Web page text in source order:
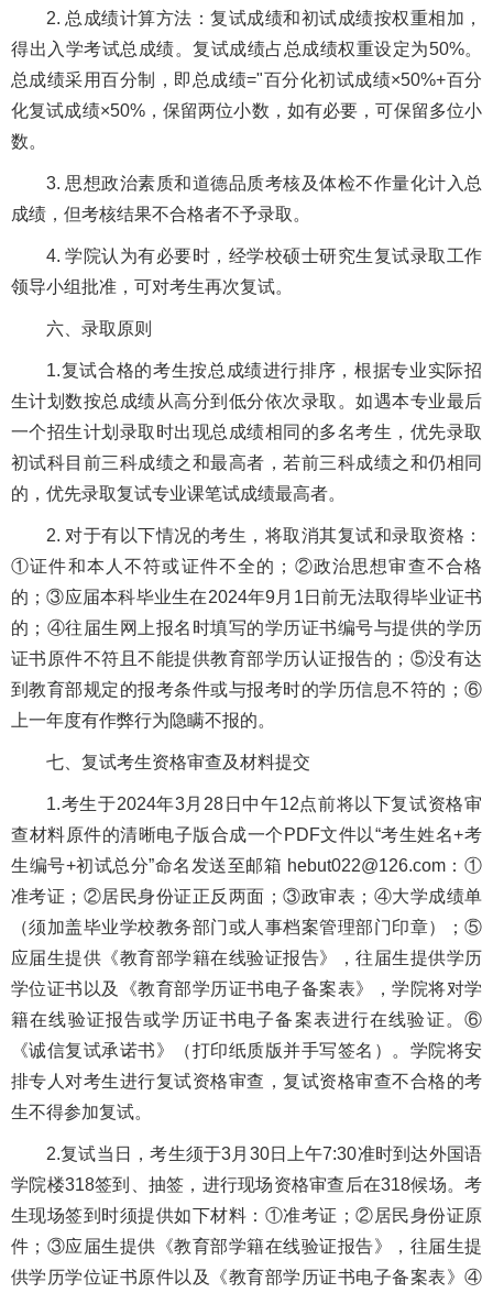
2. 总成绩计算方法：复试成绩和初试成绩按权重相加，
得出入学考试总成绩。复试成绩占总成绩权重设定为50%。
总成绩采用百分制，即总成绩="百分化初试成绩×50%+百分
化复试成绩×50%，保留两位小数，如有必要，可保留多位小
数。
3. 思想政治素质和道德品质考核及体检不作量化计入总
成绩，但考核结果不合格者不予录取。
4. 学院认为有必要时，经学校硕士研究生复试录取工作
领导小组批准，可对考生再次复试。
六、录取原则
1.复试合格的考生按总成绩进行排序，根据专业实际招
生计划数按总成绩从高分到低分依次录取。如遇本专业最后
一个招生计划录取时出现总成绩相同的多名考生，优先录取
初试科目前三科成绩之和最高者，若前三科成绩之和仍相同
的，优先录取复试专业课笔试成绩最高者。
2. 对于有以下情况的考生，将取消其复试和录取资格：
①证件和本人不符或证件不全的；②政治思想审查不合格
的；③应届本科毕业生在2024年9月1日前无法取得毕业证书
的；④往届生网上报名时填写的学历证书编号与提供的学历
证书原件不符且不能提供教育部学历认证报告的；⑤没有达
到教育部规定的报考条件或与报考时的学历信息不符的；⑥
上一年度有作弊行为隐瞒不报的。
七、复试考生资格审查及材料提交
1.考生于2024年3月28日中午12点前将以下复试资格审
查材料原件的清晰电子版合成一个PDF文件以“考生姓名+考
生编号+初试总分”命名发送至邮箱 hebut022@126.com：①
准考证；②居民身份证正反两面；③政审表；④大学成绩单
（须加盖毕业学校教务部门或人事档案管理部门印章）；⑤
应届生提供《教育部学籍在线验证报告》，往届生提供学历
学位证书以及《教育部学历证书电子备案表》，学院将对学
籍在线验证报告或学历证书电子备案表进行在线验证。⑥
《诚信复试承诺书》（打印纸质版并手写签名）。学院将安
排专人对考生进行复试资格审查，复试资格审查不合格的考
生不得参加复试。
2.复试当日，考生须于3月30日上午7:30准时到达外国语
学院楼318签到、抽签，进行现场资格审查后在318候场。考
生现场签到时须提供如下材料：①准考证；②居民身份证原
件；③应届生提供《教育部学籍在线验证报告》，往届生提
供学历学位证书原件以及《教育部学历证书电子备案表》④